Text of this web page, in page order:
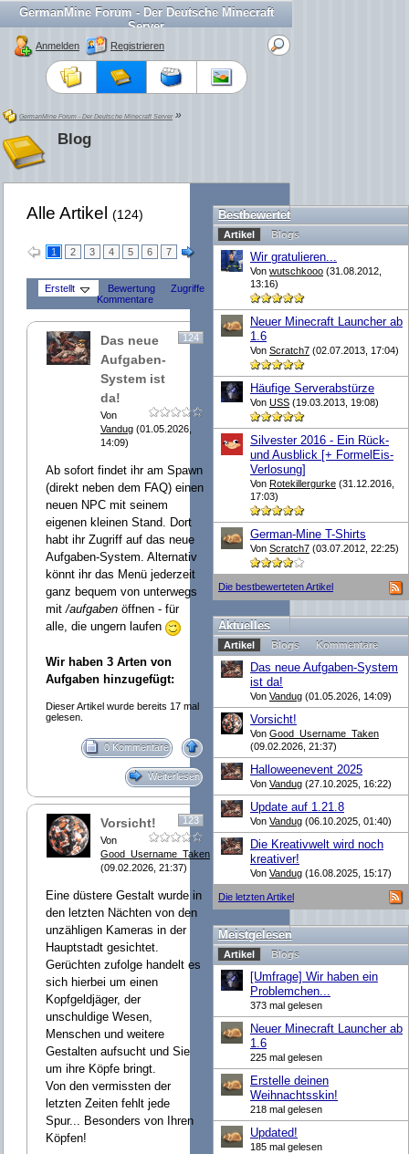
GermanMine Forum - Der Deutsche Minecraft
Server
Anmelden Registrieren
GermanMine Forum - Der Deutsche Minecraft Server»
Blog
Alle Artikel (124)
1 2 3 4 5 6 7
Erstellt Bewertung
Zugriffe
Kommentare
124
Das neue
Aufgaben-
System ist
da!
Von
Vandug (01.05.2026,
14:09)
Ab sofort findet ihr am Spawn
(direkt neben dem FAQ) einen
neuen NPC mit seinem
eigenen kleinen Stand. Dort
habt ihr Zugriff auf das neue
Aufgaben-System. Alternativ
könnt ihr das Menü jederzeit
ganz bequem von unterwegs
mit/aufgaben öffnen - für
alle, die ungern laufen
Wir haben 3 Arten von
Aufgaben hinzugefügt:
Dieser Artikel wurde bereits 17 mal
gelesen.
0 Kommentare
Weiterlesen
123
Vorsicht!
Von
Good_Username_Taken
(09.02.2026, 21:37)
Eine düstere Gestalt wurde in
den letzten Nächten von den
unzähligen Kameras in der
Hauptstadt gesichtet.
Gerüchten zufolge handelt es
sich hierbei um einen
Kopfgeldjäger, der
unschuldige Wesen,
Menschen und weitere
Gestalten aufsucht und Sie
um ihre Köpfe bringt.
Von den vermissten der
letzten Zeiten fehlt jede
Spur... Besonders von Ihren
Köpfen!
Bestbewertet
Artikel Blogs
Wir gratulieren...
Von wutschkooo (31.08.2012,
13:16)
Neuer Minecraft Launcher ab
1.6
Von Scratch7 (02.07.2013, 17:04)
Häufige Serverabstürze
Von USS (19.03.2013, 19:08)
Silvester 2016 - Ein Rück-
und Ausblick [+ FormelEis-
Verlosung]
Von Rotekillergurke (31.12.2016,
17:03)
German-Mine T-Shirts
Von Scratch7 (03.07.2012, 22:25)
Die bestbewerteten Artikel
Aktuelles
Artikel Blogs Kommentare
Das neue Aufgaben-System
ist da!
Von Vandug (01.05.2026, 14:09)
Vorsicht!
Von Good_Username_Taken
(09.02.2026, 21:37)
Halloweenevent 2025
Von Vandug (27.10.2025, 16:22)
Update auf 1.21.8
Von Vandug (06.10.2025, 01:40)
Die Kreativwelt wird noch
kreativer!
Von Vandug (16.08.2025, 15:17)
Die letzten Artikel
Meistgelesen
Artikel Blogs
[Umfrage] Wir haben ein
Problemchen...
373 mal gelesen
Neuer Minecraft Launcher ab
1.6
225 mal gelesen
Erstelle deinen
Weihnachtsskin!
218 mal gelesen
Updated!
185 mal gelesen